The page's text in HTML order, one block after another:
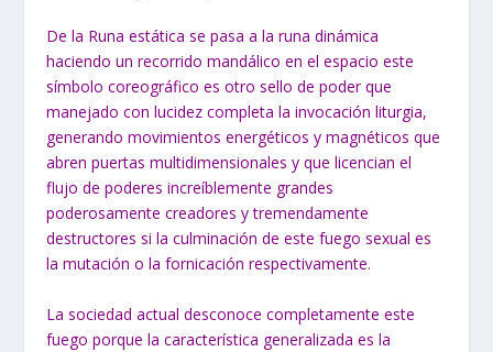
De la Runa estática se pasa a la runa dinámica
haciendo un recorrido mandálico en el espacio este
símbolo coreográfico es otro sello de poder que
manejado con lucidez completa la invocación liturgia,
generando movimientos energéticos y magnéticos que
abren puertas multidimensionales y que licencian el
flujo de poderes increíblemente grandes
poderosamente creadores y tremendamente
destructores si la culminación de este fuego sexual es
la mutación o la fornicación respectivamente.
La sociedad actual desconoce completamente este
fuego porque la característica generalizada es la